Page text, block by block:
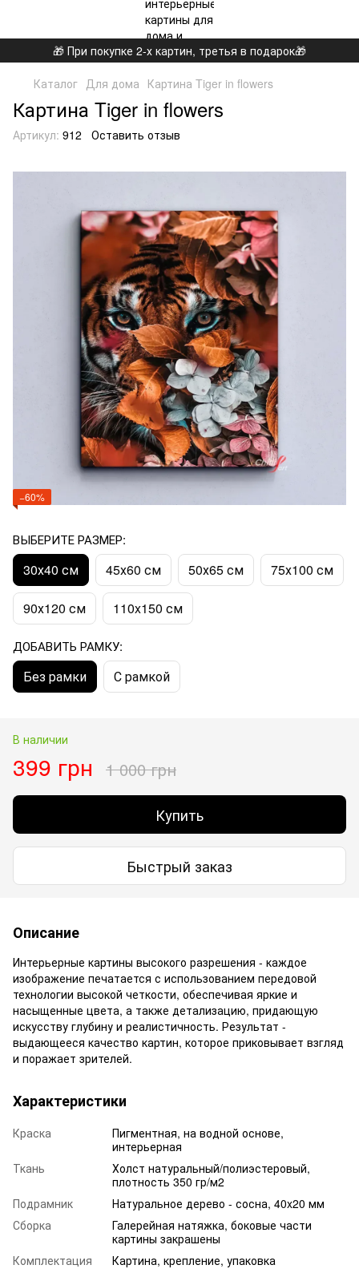
🎁 При покупке 2-х картин, третья в подарок🎁
Каталог Для дома Картина Tiger in flowers
Картина Tiger in flowers
Артикул: 912 Оставить отзыв
−60%
ВЫБЕРИТЕ РАЗМЕР:
30х40 см 45х60 см 50х65 см 75х100 см
90х120 см 110x150 см
ДОБАВИТЬ РАМКУ:
Без рамки С рамкой
В наличии
399 грн 1 000 грн
Купить
Быстрый заказ
Описание
Интерьерные картины высокого разрешения - каждое
изображение печатается с использованием передовой
технологии высокой четкости, обеспечивая яркие и
насыщенные цвета, а также детализацию, придающую
искусству глубину и реалистичность. Результат -
выдающееся качество картин, которое приковывает взгляд
и поражает зрителей.
Характеристики
Краска
Пигментная, на водной основе,
интерьерная
Ткань
Холст натуральный/полиэстеровый,
плотность 350 гр/м2
Подрамник
Натуральное дерево - сосна, 40x20 мм
Сборка
Галерейная натяжка, боковые части
картины закрашены
Комплектация
Картина, крепление, упаковка